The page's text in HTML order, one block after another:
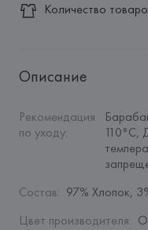
Количество
Описание
Рекомендация
по уходу:
110°C,
Состав: 97% Хлопок,
Цвет производителя: